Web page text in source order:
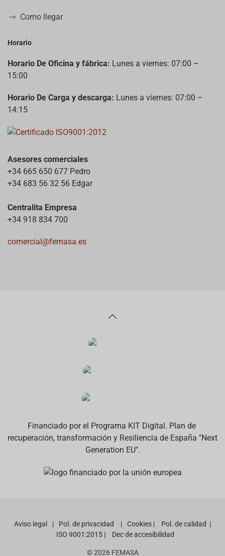
Como llegar
Horario
Horario De Oficina y fábrica: Lunes a viernes: 07:00 –
15:00
Horario De Carga y descarga: Lunes a viernes: 07:00 –
14:15
Asesores comerciales
+34 665 650 677 Pedro
+34 683 56 32 56 Edgar
Centralita Empresa
+34 918 834 700
comercial@femasa.es
Financiado por el Programa KIT Digital. Plan de
recuperación, transformación y Resiliencia de España "Next
Generation EU".
Aviso legal | Pol. de privacidad | Cookies | Pol. de calidad |
ISO 9001:2015| Dec de accesibilidad
©2026 FEMASA